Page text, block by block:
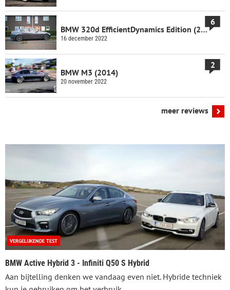
BMW 320d EfficientDynamics Edition (2013)
6
16 december 2022
BMW M3 (2014)
2
20 november 2022
meer reviews
VERGELIJKENDE TEST
BMW Active Hybrid 3 - Infiniti Q50 S Hybrid
Aan bijtelling denken we vandaag even niet. Hybride techniek